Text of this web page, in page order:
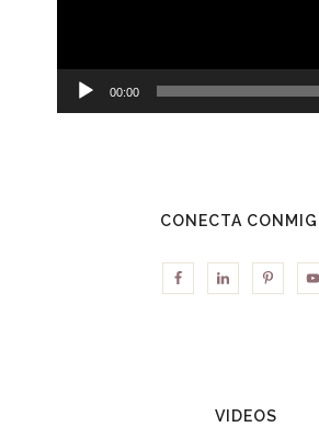
00:00
CONECTA
VIDEOS